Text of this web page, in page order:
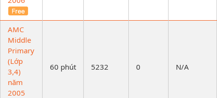
AMC
Middle
Primary
(Lớp
3,4)
năm
2005
60 phút 5232 0 N/A